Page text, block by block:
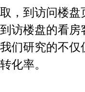
到访问楼盘
访楼盘的看
们研究的不
化率。